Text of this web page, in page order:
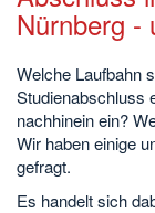
Nürnberg -
Welche Laufbahn
Studienabschluss
nachhinein ein?
Wir haben einige
gefragt.
Es handelt sich